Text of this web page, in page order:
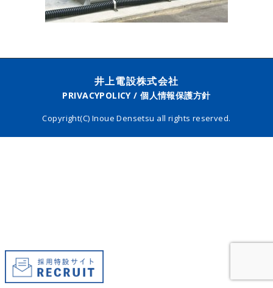
井上電設株式会社
PRIVACYPOLICY / 個人情報保護方針
Copyright(C) Inoue Densetsu all rights reserved.